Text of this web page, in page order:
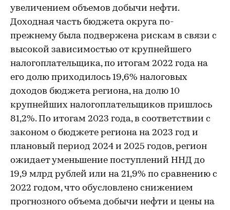
увеличением объемов добычи нефти.
Доходная часть бюджета округа по-
прежнему была подвержена рискам в связи с
высокой зависимостью от крупнейшего
налогоплательщика, по итогам 2022 года на
его долю приходилось 19,6% налоговых
доходов бюджета региона, на долю 10
крупнейших налогоплательщиков пришлось
81,2%. По итогам 2023 года, в соответствии с
законом о бюджете региона на 2023 год и
плановый период 2024 и 2025 годов, регион
ожидает уменьшение поступлений ННД до
19,9 млрд рублей или на 21,9% по сравнению с
2022 годом, что обусловлено снижением
прогнозного объема добычи нефти и цены на